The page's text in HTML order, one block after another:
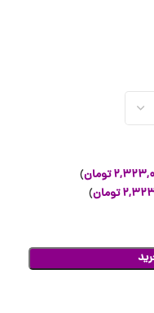
تومان)
تومان)